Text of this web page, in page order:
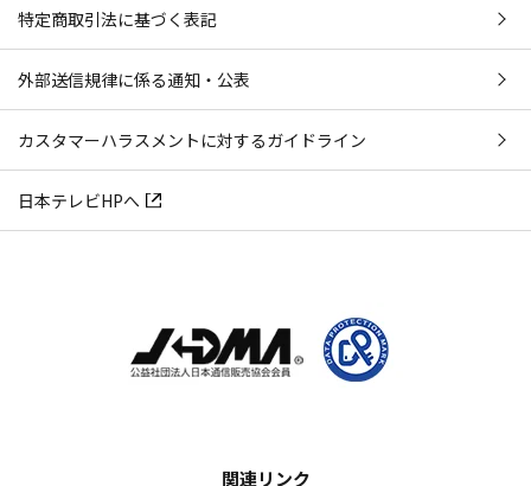
特定商取引法に基づく表記
外部送信規律に係る通知・公表
カスタマーハラスメントに対するガイドライン
日本テレビHPへ
関連リンク